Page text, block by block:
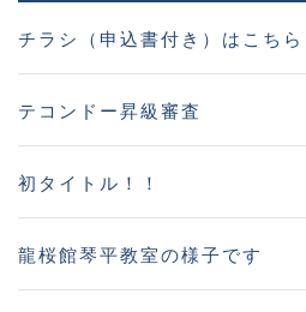
チラシ（申込書付き）はこちら
テコンドー昇級審査
初タイトル！！
龍桜館琴平教室の様子です